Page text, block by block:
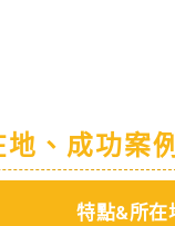
、成功案例
特點&所在